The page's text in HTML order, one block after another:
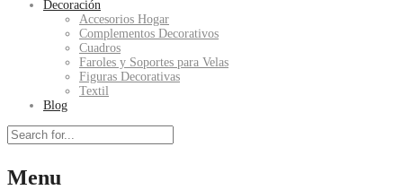
Decoración
Accesorios Hogar
Complementos Decorativos
Cuadros
Faroles y Soportes para Velas
Figuras Decorativas
Textil
Blog
Menu